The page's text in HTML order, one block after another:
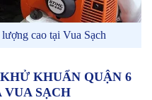
cao tại Vua Sạch
KHUẨN QUẬN 6
SẠCH